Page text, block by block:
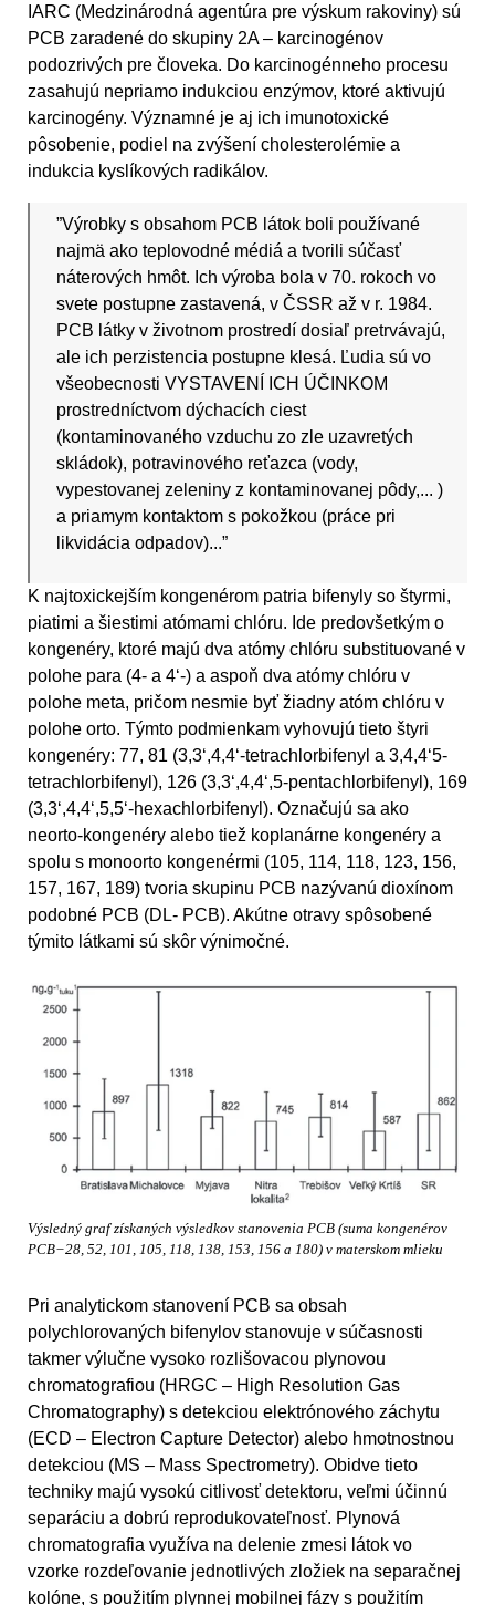
IARC (Medzinárodná agentúra pre výskum rakoviny) sú
PCB zaradené do skupiny 2A – karcinogénov
podozrivých pre človeka. Do karcinogénneho procesu
zasahujú nepriamo indukciou enzýmov, ktoré aktivujú
karcinogény. Významné je aj ich imunotoxické
pôsobenie, podiel na zvýšení cholesterolémie a
indukcia kyslíkových radikálov.
”Výrobky s obsahom PCB látok boli používané
najmä ako teplovodné médiá a tvorili súčasť
náterových hmôt. Ich výroba bola v 70. rokoch vo
svete postupne zastavená, v ČSSR až v r. 1984.
PCB látky v životnom prostredí dosiaľ pretrvávajú,
ale ich perzistencia postupne klesá. Ľudia sú vo
všeobecnosti VYSTAVENÍ ICH ÚČINKOM
prostredníctvom dýchacích ciest
(kontaminovaného vzduchu zo zle uzavretých
skládok), potravinového reťazca (vody,
vypestovanej zeleniny z kontaminovanej pôdy,... )
a priamym kontaktom s pokožkou (práce pri
likvidácia odpadov)...”
K najtoxickejším kongenérom patria bifenyly so štyrmi,
piatimi a šiestimi atómami chlóru. Ide predovšetkým o
kongenéry, ktoré majú dva atómy chlóru substituované v
polohe para (4- a 4‘-) a aspoň dva atómy chlóru v
polohe meta, pričom nesmie byť žiadny atóm chlóru v
polohe orto. Týmto podmienkam vyhovujú tieto štyri
kongenéry: 77, 81 (3,3‘,4,4‘-tetrachlorbifenyl a 3,4,4‘5-
tetrachlorbifenyl), 126 (3,3‘,4,4‘,5-pentachlorbifenyl), 169
(3,3‘,4,4‘,5,5‘-hexachlorbifenyl). Označujú sa ako
neorto-kongenéry alebo tiež koplanárne kongenéry a
spolu s monoorto kongenérmi (105, 114, 118, 123, 156,
157, 167, 189) tvoria skupinu PCB nazývanú dioxínom
podobné PCB (DL- PCB). Akútne otravy spôsobené
týmito látkami sú skôr výnimočné.
Výsledný graf získaných výsledkov stanovenia PCB (suma kongenérov
PCB−28, 52, 101, 105, 118, 138, 153, 156 a 180) v materskom mlieku
Pri analytickom stanovení PCB sa obsah
polychlorovaných bifenylov stanovuje v súčasnosti
takmer výlučne vysoko rozlišovacou plynovou
chromatografiou (HRGC – High Resolution Gas
Chromatography) s detekciou elektrónového záchytu
(ECD – Electron Capture Detector) alebo hmotnostnou
detekciou (MS – Mass Spectrometry). Obidve tieto
techniky majú vysokú citlivosť detektoru, veľmi účinnú
separáciu a dobrú reprodukovateľnosť. Plynová
chromatografia využíva na delenie zmesi látok vo
vzorke rozdeľovanie jednotlivých zložiek na separačnej
kolóne, s použitím plynnej mobilnej fázy s použitím